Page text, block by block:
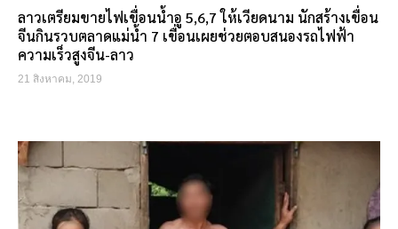
ลาวเตรียมขายไฟเขื่อนน้ำอู 5,6,7 ให้เวียดนาม นักสร้างเขื่อน
จีนกินรวบตลาดแม่น้ำ 7 เขื่อนเผยช่วยตอบสนองรถไฟฟ้า
ความเร็วสูงจีน-ลาว
21 สิงหาคม, 2019